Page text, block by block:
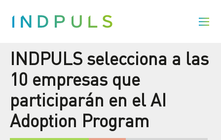
INDPULS selecciona a las
10 empresas que
participarán en el AI
Adoption Program